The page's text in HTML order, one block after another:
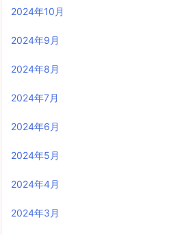
2024年10月
2024年9月
2024年8月
2024年7月
2024年6月
2024年5月
2024年4月
2024年3月